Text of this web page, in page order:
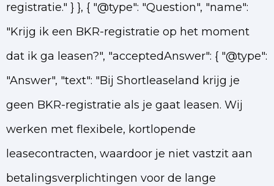
registratie." } }, { "@type": "Question", "name":
"Krijg ik een BKR-registratie op het moment
dat ik ga leasen?", "acceptedAnswer": { "@type":
"Answer", "text": "Bij Shortleaseland krijg je
geen BKR-registratie als je gaat leasen. Wij
werken met flexibele, kortlopende
leasecontracten, waardoor je niet vastzit aan
betalingsverplichtingen voor de lange